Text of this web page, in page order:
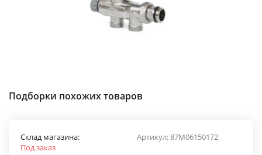
Подборки похожих товаров
Артикул:87M06150172
Склад магазина:
Под заказ